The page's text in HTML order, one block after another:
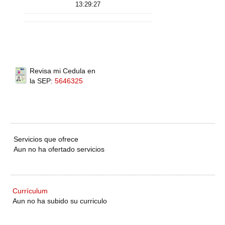
13:29:27
Revisa mi Cedula en
la SEP: 5646325
Servicios que ofrece
Aun no ha ofertado servicios
Currículum
Aun no ha subido su curriculo